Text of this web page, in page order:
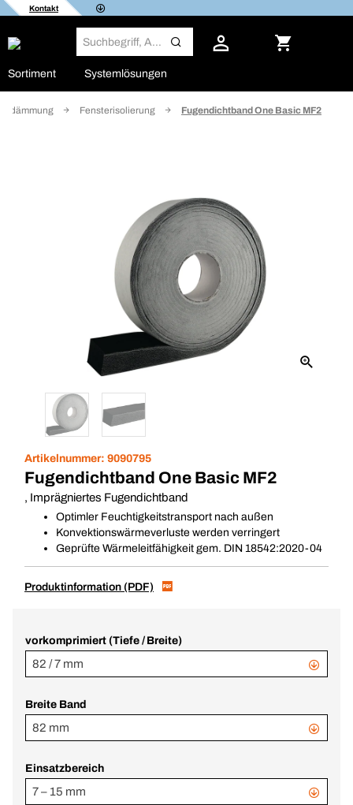
Kontakt
Sortiment Systemlösungen
Fensterisolierung Fugendichtband One Basic MF2
Artikelnummer: 9090795
Fugendichtband One Basic MF2
, Imprägniertes Fugendichtband
Optimler Feuchtigkeitstransport nach außen
Konvektionswärmeverluste werden verringert
Geprüfte Wärmeleitfähigkeit gem. DIN 18542:2020-04
Produktinformation (PDF)
vorkomprimiert (Tiefe / Breite)
82 / 7 mm
Breite Band
82 mm
Einsatzbereich
7 – 15 mm